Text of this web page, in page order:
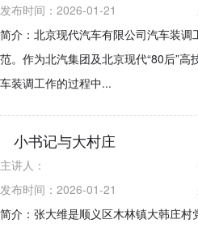
发布时间：2026-01-21
简介：北京现代汽车有限公司汽车装
范。作为北汽集团及北京现代“80后”
车装调工作的过程中...
小书记与大村庄
主讲人：
发布时间：2026-01-21
简介：张大维是顺义区木林镇大韩庄村